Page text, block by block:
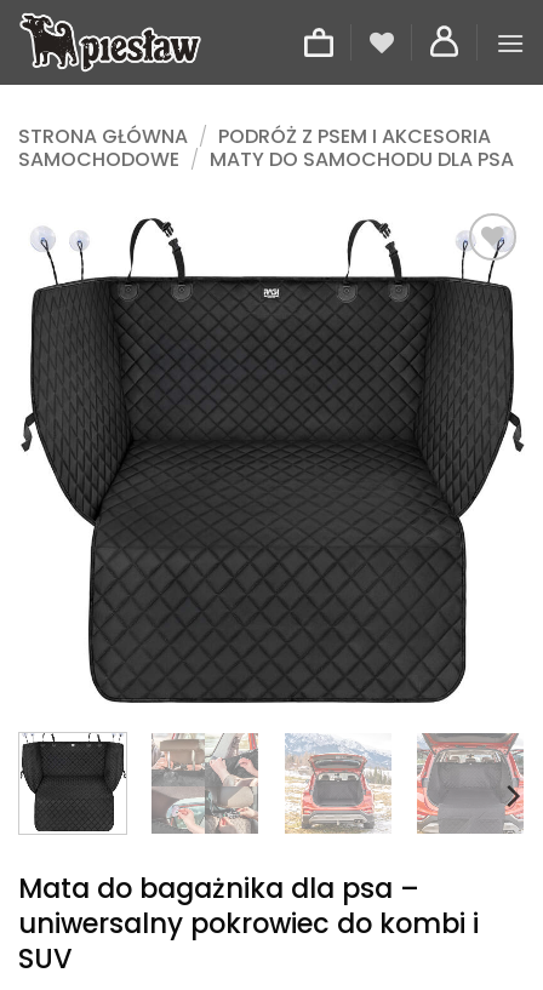
Przewiń
zawartości
STRONA GŁÓWNA / PODRÓŻ Z PSEM I AKCESORIA
SAMOCHODOWE / MATY DO SAMOCHODU DLA PSA
Dodaj
do
życzeń
Mata do bagażnika dla psa –
uniwersalny pokrowiec do kombi i
SUV